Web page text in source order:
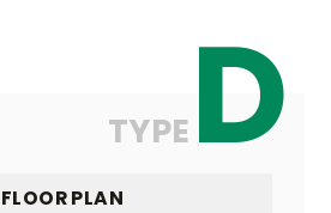
TYPE D
FLOOR PLAN